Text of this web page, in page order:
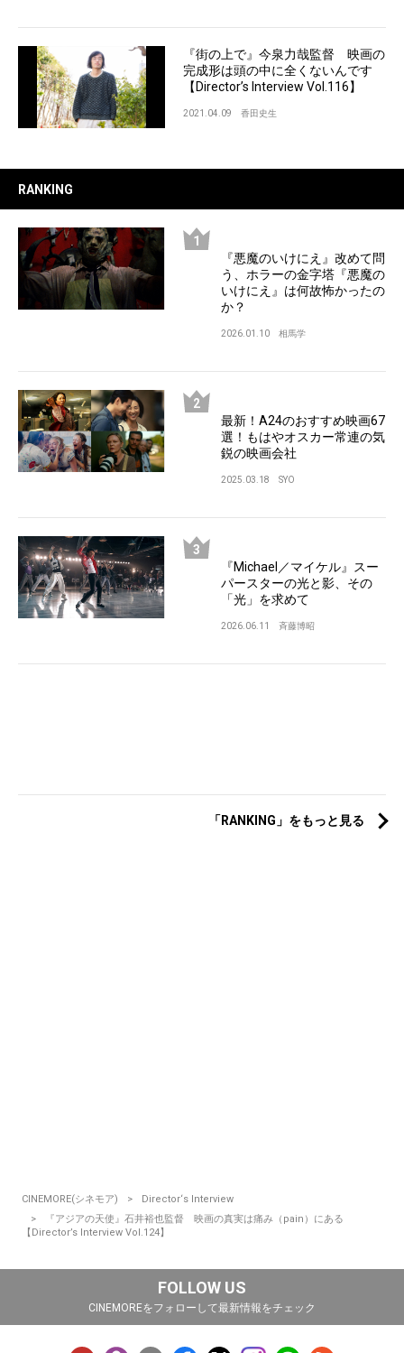
『街の上で』今泉力哉監督 映画の
完成形は頭の中に全くないんです
【Director’s Interview Vol.116】
2021.04.09 香田史生
RANKING
『悪魔のいけにえ』改めて問
う、ホラーの金字塔『悪魔の
いけにえ』は何故怖かったの
か？
2026.01.10 相馬学
最新！A24のおすすめ映画67
選！もはやオスカー常連の気
鋭の映画会社
2025.03.18 SYO
『Michael／マイケル』スー
パースターの光と影、その
「光」を求めて
2026.06.11 斉藤博昭
「RANKING」をもっと見る
CINEMORE(シネモア)
Director‘s Interview
『アジアの天使』石井裕也監督 映画の真実は痛み（pain）にある
【Director’s Interview Vol.124】
FOLLOW US
CINEMOREをフォローして最新情報をチェック